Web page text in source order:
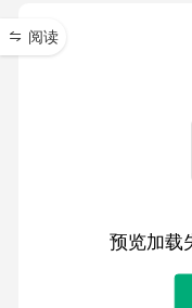
阅读
预览加载